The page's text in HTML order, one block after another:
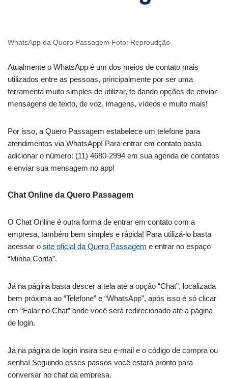
WhatsApp da Quero Passagem Foto: Reproudção
Atualmente o WhatsApp é um dos meios de contato mais
utilizados entre as pessoas, principalmente por ser uma
ferramenta muito simples de utilizar, te dando opções de enviar
mensagens de texto, de voz, imagens, vídeos e muito mais!
Por isso, a Quero Passagem estabelece um telefone para
atendimentos via WhatsApp! Para entrar em contato basta
adicionar o número: (11) 4680-2994 em sua agenda de contatos
e enviar sua mensagem no app!
Chat Online da Quero Passagem
O Chat Online é outra forma de entrar em contato com a
empresa, também bem simples e rápida! Para utilizá-lo basta
acessar o site oficial da Quero Passagem e entrar no espaço
“Minha Conta”.
Já na página basta descer a tela até a opção “Chat”, localizada
bem próxima ao “Telefone” e “WhatsApp”, após isso é só clicar
em “Falar no Chat” onde você será redirecionado até a página
de login.
Já na página de login insira seu e-mail e o código de compra ou
senha! Seguindo esses passos você estará pronto para
conversar no chat da empresa.